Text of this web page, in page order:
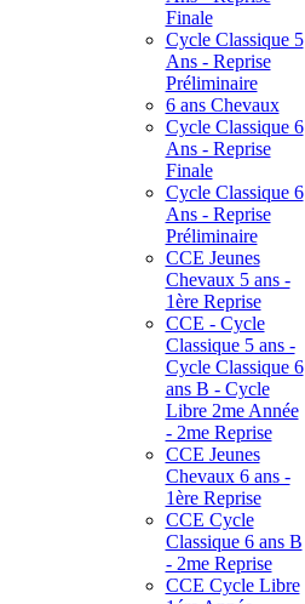
Finale
Cycle Classique 5
Ans - Reprise
Préliminaire
6 ans Chevaux
Cycle Classique 6
Ans - Reprise
Finale
Cycle Classique 6
Ans - Reprise
Préliminaire
CCE Jeunes
Chevaux 5 ans -
1ère Reprise
CCE - Cycle
Classique 5 ans -
Cycle Classique 6
ans B - Cycle
Libre 2me Année
- 2me Reprise
CCE Jeunes
Chevaux 6 ans -
1ère Reprise
CCE Cycle
Classique 6 ans B
- 2me Reprise
CCE Cycle Libre